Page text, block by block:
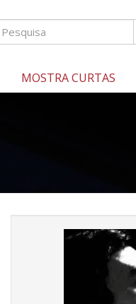
MOSTRA CURTAS